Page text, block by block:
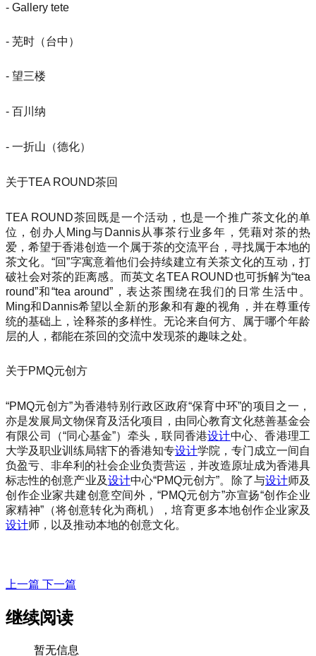
- Gallery tete
- 芜时（台中）
- 望三楼
- 百川纳
- 一折山（德化）
关于TEA ROUND茶回
TEA ROUND茶回既是一个活动，也是一个推广茶文化的单
位，创办人Ming与Dannis从事茶行业多年，凭藉对茶的热
爱，希望于香港创造一个属于茶的交流平台，寻找属于本地的
茶文化。“回”字寓意着他们会持续建立有关茶文化的互动，打
破社会对茶的距离感。而英文名TEA ROUND也可拆解为“tea
round”和“tea around”，表达茶围绕在我们的日常生活中。
Ming和Dannis希望以全新的形象和有趣的视角，并在尊重传
统的基础上，诠释茶的多样性。无论来自何方、属于哪个年龄
层的人，都能在茶回的交流中发现茶的趣味之处。
关于PMQ元创方
“PMQ元创方”为香港特别行政区政府“保育中环”的项目之一，
亦是发展局文物保育及活化项目，由同心教育文化慈善基金会
有限公司（“同心基金”）牵头，联同香港设计中心、香港理工
大学及职业训练局辖下的香港知专设计学院，专门成立一间自
负盈亏、非牟利的社会企业负责营运，并改造原址成为香港具
标志性的创意产业及设计中心“PMQ元创方”。除了与设计师及
创作企业家共建创意空间外，“PMQ元创方”亦宣扬“创作企业
家精神”（将创意转化为商机），培育更多本地创作企业家及
设计师，以及推动本地的创意文化。
上一篇 下一篇
继续阅读
暂无信息